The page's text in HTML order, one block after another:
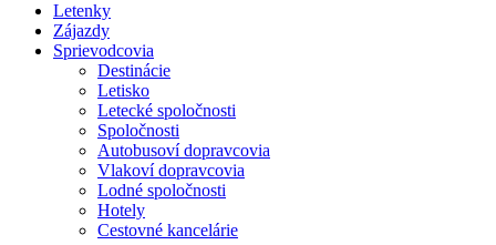
Letenky
Zájazdy
Sprievodcovia
Destinácie
Letisko
Letecké spoločnosti
Spoločnosti
Autobusoví dopravcovia
Vlakoví dopravcovia
Lodné spoločnosti
Hotely
Cestovné kancelárie